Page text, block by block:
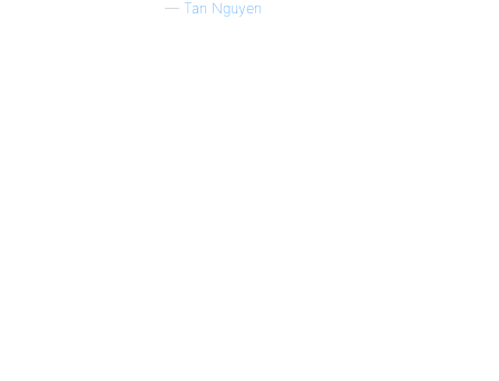
— Tan Nguyen